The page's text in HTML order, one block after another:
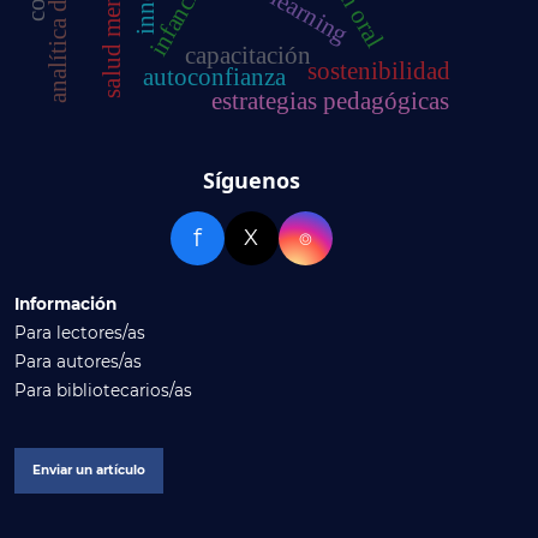
capacitación
autoconfianza
estrategias pedagógicas
salud mental sostenibilidad
infancia
Síguenos
f X ⌾
Información
Para lectores/as
Para autores/as
Para bibliotecarios/as
Enviar un artículo